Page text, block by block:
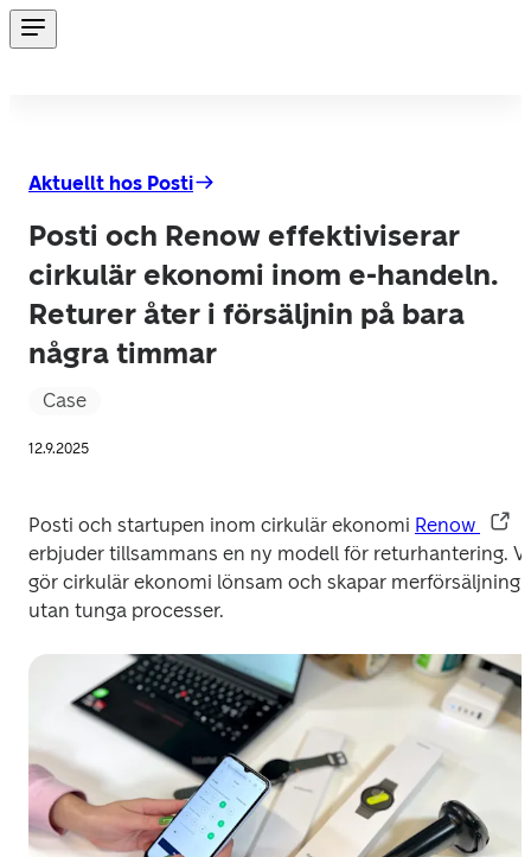
Aktuellt hos Posti
Posti och Renow effektiviserar
cirkulär ekonomi inom e-handeln.
Returer åter i försäljnin på bara
några timmar
Case
12.9.2025
Posti och startupen inom cirkulär ekonomi Renow
erbjuder tillsammans en ny modell för returhantering. Vi
gör cirkulär ekonomi lönsam och skapar merförsäljning
utan tunga processer.